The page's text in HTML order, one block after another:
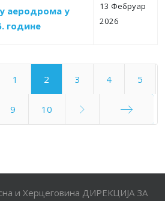
аеродрома у
године
13 Фебруар
2026
1 2 3 4 5
9 10
и Херцеговина ДИРЕКЦИЈА ЗА